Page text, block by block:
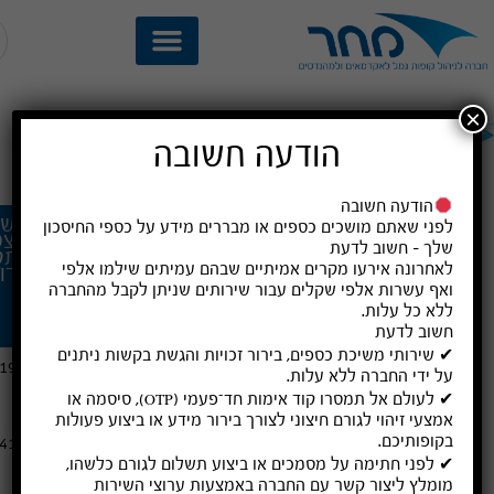
תשואות והרכבי נכסים
ניהול השקעות» תשואות והרכבי נכסים
שם
המסלול
מספר תשואה
ברוטו
מצטברת
מתחילת
תשואה
ברוטו
שנתית
לשנת
מחר גמל
לבני 50
ומטה
9935
מחר גמל
לבני 60
ומעלה
הודעה חשובה
הודעה חשובה
לפני שאתם מושכים כספים או מבררים מידע על כספי החיסכון
שלך – חשוב לדעת
לאחרונה אירעו מקרים אמיתיים שבהם עמיתים שילמו אלפי
ואף עשרות אלפי שקלים עבור שירותים שניתן לקבל מהחברה
ללא כל עלות.
חשוב לדעת
✔ שירותי משיכת כספים, בירור זכויות והגשת בקשות ניתנים
על ידי החברה ללא עלות.
✔ לעולם אל תמסרו קוד אימות חד־פעמי (OTP), סיסמה או
אמצעי זיהוי לגורם חיצוני לצורך בירור מידע או ביצוע פעולות
בקופותיכם.
✔ לפני חתימה על מסמכים או ביצוע תשלום לגורם כלשהו,
מומלץ ליצור קשר עם החברה באמצעות ערוצי השירות
×